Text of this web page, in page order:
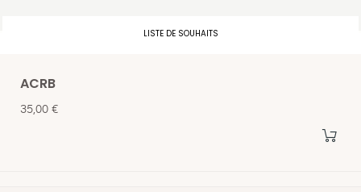
LISTE DE SOUHAITS
ACRB
Prix
35,00 €